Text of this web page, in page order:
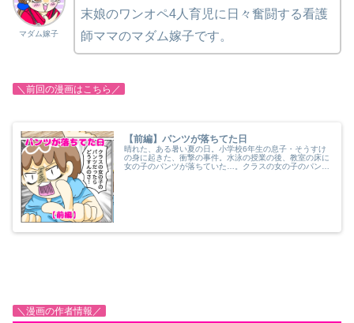
マダム嫁子
末娘のワンオペ4人育児に日々奮闘する看護
師ママのマダム嫁子です。
＼前回の漫画はこちら／
【前編】パンツが落ちてた日
晴れた、ある暑い夏の日。小学校6年生の息子・そうすけ
の身に起きた、衝撃の事件。水泳の授業の後、教室の床に
女の子のパンツが落ちていた…。クラスの女の子のパンツ
＼漫画の作者情報／